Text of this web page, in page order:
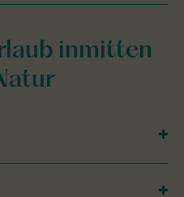
inmitten